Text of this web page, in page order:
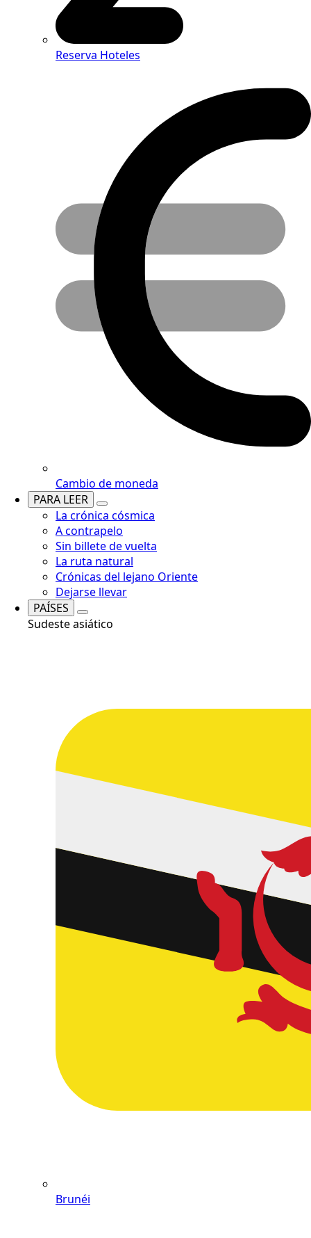
Reserva Hoteles
Cambio de moneda
PARA LEER
La crónica cósmica
A contrapelo
Sin billete de vuelta
La ruta natural
Crónicas del lejano Oriente
Dejarse llevar
PAÍSES
Sudeste asiático
Brunéi